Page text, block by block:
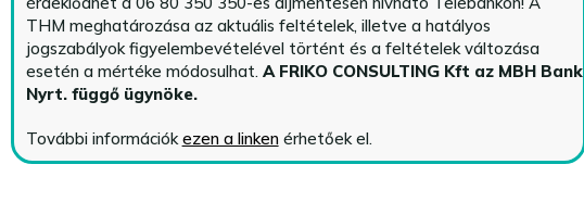
THM meghatározása az aktuális feltételek, illetve a hatályos
jogszabályok figyelembevételével történt és a feltételek változása
esetén a mértéke módosulhat. A FRIKO CONSULTING Kft az MBH Bank
Nyrt. függő ügynöke.
További információk ezen a linkenérhetőek el.